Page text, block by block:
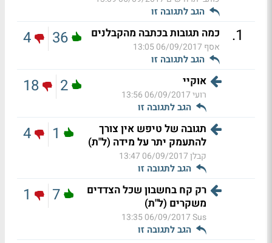
הגב לתגובה זו
1
. כמה תגובות בכתבה מהקבלנים
אסף 06/09/2017 13:05
הגב לתגובה זו
36
4
אוקיי
רועי06/09/2017 13:56
הגב לתגובה זו
2
18
תגובה של טיפש אין צורך
להתעמק יתר על מידה (ל"ת)
קבלן06/09/2017 13:47
הגב לתגובה זו
1
4
רק קח בחשבון שכל הצדדים
משקרים (ל"ת)
Sus
06/09/2017 13:35
הגב לתגובה זו
7
1